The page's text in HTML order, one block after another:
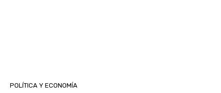
POLÍTICA Y ECONOMÍA